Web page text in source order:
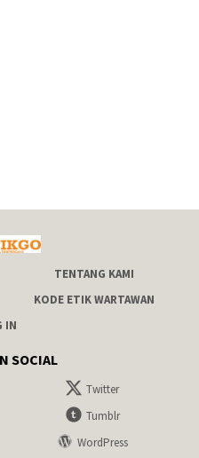
TENTANG KAMI
KODE ETIK WARTAWAN
IN
SOCIAL
Twitter
Tumblr
WordPress